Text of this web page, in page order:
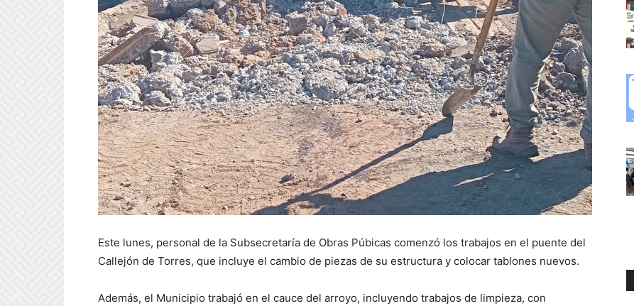
Este lunes, personal de la Subsecretaría de Obras Púbicas comenzó los trabajos en el puente del
Callejón de Torres, que incluye el cambio de piezas de su estructura y colocar tablones nuevos.
Además, el Municipio trabajó en el cauce del arroyo, incluyendo trabajos de limpieza, con